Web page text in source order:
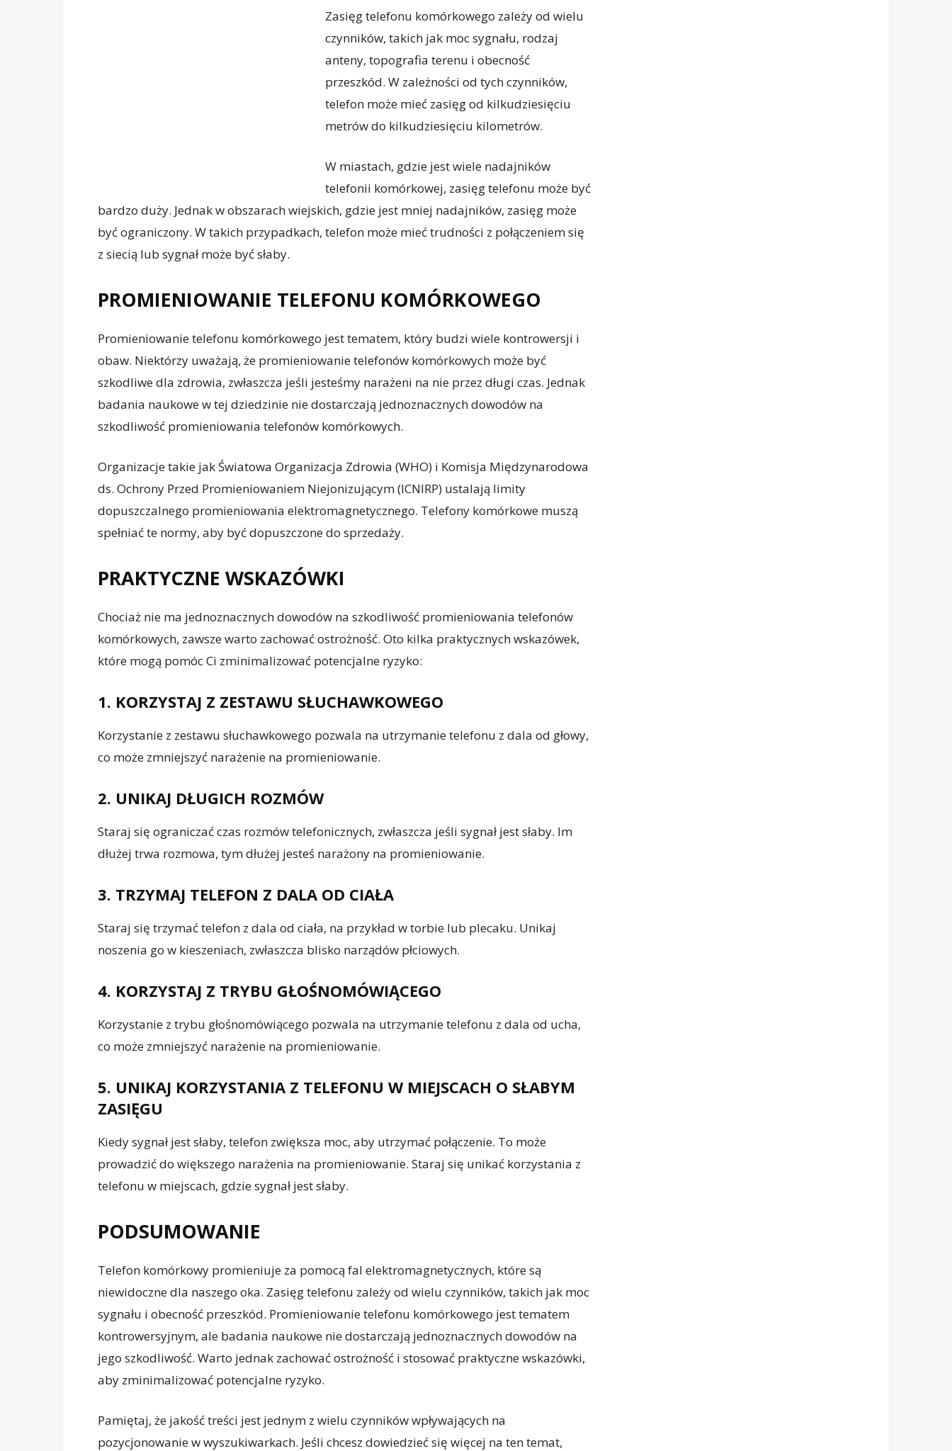
Zasięg telefonu komórkowego zależy od wielu
czynników, takich jak moc sygnału, rodzaj
anteny, topografia terenu i obecność
przeszkód. W zależności od tych czynników,
telefon może mieć zasięg od kilkudziesięciu
metrów do kilkudziesięciu kilometrów.
W miastach, gdzie jest wiele nadajników
telefonii komórkowej, zasięg telefonu może być
bardzo duży. Jednak w obszarach wiejskich, gdzie jest mniej nadajników, zasięg może
być ograniczony. W takich przypadkach, telefon może mieć trudności z połączeniem się
z siecią lub sygnał może być słaby.
PROMIENIOWANIE TELEFONU KOMÓRKOWEGO
Promieniowanie telefonu komórkowego jest tematem, który budzi wiele kontrowersji i
obaw. Niektórzy uważają, że promieniowanie telefonów komórkowych może być
szkodliwe dla zdrowia, zwłaszcza jeśli jesteśmy narażeni na nie przez długi czas. Jednak
badania naukowe w tej dziedzinie nie dostarczają jednoznacznych dowodów na
szkodliwość promieniowania telefonów komórkowych.
Organizacje takie jak Światowa Organizacja Zdrowia (WHO) i Komisja Międzynarodowa
ds. Ochrony Przed Promieniowaniem Niejonizującym (ICNIRP) ustalają limity
dopuszczalnego promieniowania elektromagnetycznego. Telefony komórkowe muszą
spełniać te normy, aby być dopuszczone do sprzedaży.
PRAKTYCZNE WSKAZÓWKI
Chociaż nie ma jednoznacznych dowodów na szkodliwość promieniowania telefonów
komórkowych, zawsze warto zachować ostrożność. Oto kilka praktycznych wskazówek,
które mogą pomóc Ci zminimalizować potencjalne ryzyko:
1. KORZYSTAJ Z ZESTAWU SŁUCHAWKOWEGO
Korzystanie z zestawu słuchawkowego pozwala na utrzymanie telefonu z dala od głowy,
co może zmniejszyć narażenie na promieniowanie.
2. UNIKAJ DŁUGICH ROZMÓW
Staraj się ograniczać czas rozmów telefonicznych, zwłaszcza jeśli sygnał jest słaby. Im
dłużej trwa rozmowa, tym dłużej jesteś narażony na promieniowanie.
3. TRZYMAJ TELEFON Z DALA OD CIAŁA
Staraj się trzymać telefon z dala od ciała, na przykład w torbie lub plecaku. Unikaj
noszenia go w kieszeniach, zwłaszcza blisko narządów płciowych.
4. KORZYSTAJ Z TRYBU GŁOŚNOMÓWIĄCEGO
Korzystanie z trybu głośnomówiącego pozwala na utrzymanie telefonu z dala od ucha,
co może zmniejszyć narażenie na promieniowanie.
5. UNIKAJ KORZYSTANIA Z TELEFONU W MIEJSCACH O SŁABYM
ZASIĘGU
Kiedy sygnał jest słaby, telefon zwiększa moc, aby utrzymać połączenie. To może
prowadzić do większego narażenia na promieniowanie. Staraj się unikać korzystania z
telefonu w miejscach, gdzie sygnał jest słaby.
PODSUMOWANIE
Telefon komórkowy promieniuje za pomocą fal elektromagnetycznych, które są
niewidoczne dla naszego oka. Zasięg telefonu zależy od wielu czynników, takich jak moc
sygnału i obecność przeszkód. Promieniowanie telefonu komórkowego jest tematem
kontrowersyjnym, ale badania naukowe nie dostarczają jednoznacznych dowodów na
jego szkodliwość. Warto jednak zachować ostrożność i stosować praktyczne wskazówki,
aby zminimalizować potencjalne ryzyko.
Pamiętaj, że jakość treści jest jednym z wielu czynników wpływających na
pozycjonowanie w wyszukiwarkach. Jeśli chcesz dowiedzieć się więcej na ten temat,